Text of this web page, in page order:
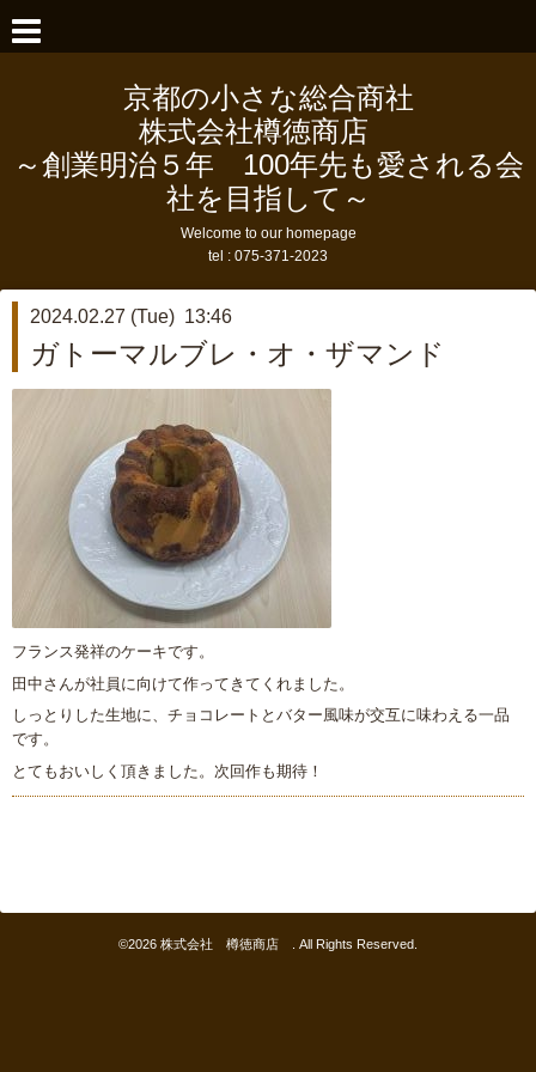
京都の小さな総合商社
株式会社樽徳商店
～創業明治５年 100年先も愛される会
社を目指して～
Welcome to our homepage
tel : 075-371-2023
2024.02.27 (Tue) 13:46
ガトーマルブレ・オ・ザマンド
フランス発祥のケーキです。
田中さんが社員に向けて作ってきてくれました。
しっとりした生地に、チョコレートとバター風味が交互に味わえる一品
です。
とてもおいしく頂きました。次回作も期待！
©2026 株式会社 樽徳商店 . All Rights Reserved.